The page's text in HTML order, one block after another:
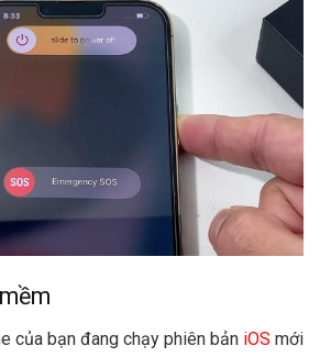
của bạn đang chạy phiên bản iOS mới